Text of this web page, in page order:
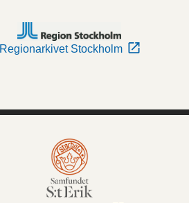
Regionarkivet Stockholm